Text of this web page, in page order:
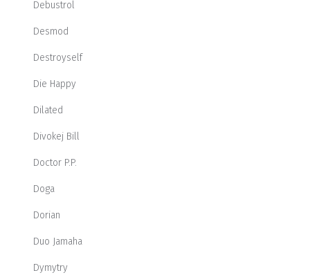
Debustrol
Desmod
Destroyself
Die Happy
Dilated
Divokej Bill
Doctor P.P.
Doga
Dorian
Duo Jamaha
Dymytry